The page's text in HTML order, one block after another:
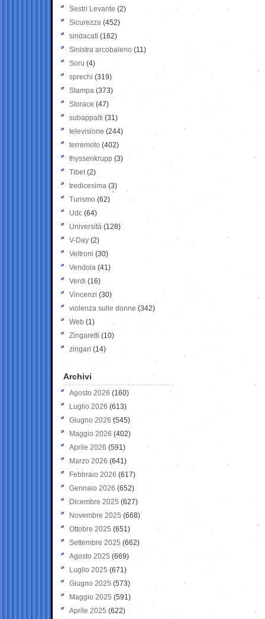
Sestri Levante (2)
Sicurezza (452)
sindacati (162)
Sinistra arcobaleno (11)
Soru (4)
sprechi (319)
Stampa (373)
Storace (47)
subappalti (31)
televisione(244)
terremoto (402)
thyssenkrupp (3)
Tibet(2)
tredicesima (3)
Turismo (62)
Udc (64)
Università (128)
V-Day (2)
Veltroni (30)
Vendola (41)
Verdi (16)
Vincenzi (30)
violenza sulle donne (342)
Web (1)
Zingaretti (10)
zingari (14)
Archivi
Agosto 2026 (160)
Luglio 2026 (613)
Giugno 2026 (545)
Maggio 2026 (402)
Aprile 2026 (591)
Marzo 2026 (641)
Febbraio 2026 (617)
Gennaio 2026 (652)
Dicembre 2025 (627)
Novembre 2025 (668)
Ottobre 2025 (651)
Settembre 2025 (662)
Agosto 2025 (669)
Luglio 2025 (671)
Giugno 2025 (573)
Maggio 2025 (591)
Aprile 2025 (622)